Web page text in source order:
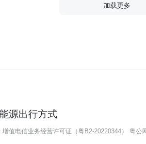
加载更多
源出行方式
增值电信业务经营许可证（粤B2-20220344） 粤公